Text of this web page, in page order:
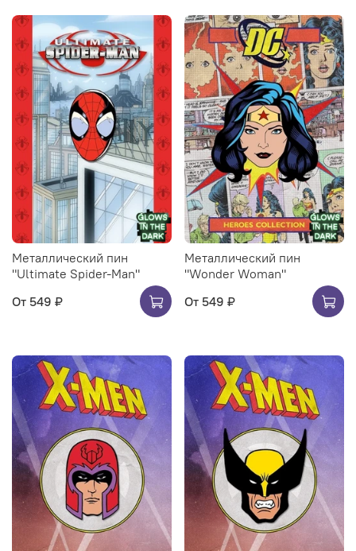
Металлический пин
"Ultimate Spider-Man"
От 549 ₽
Металлический пин
"Wonder Woman"
От 549 ₽